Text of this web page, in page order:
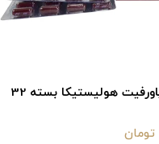
کپسول پاورفیت هولیستیکا بسته 32